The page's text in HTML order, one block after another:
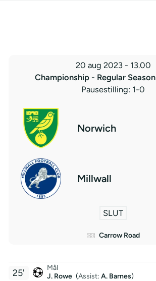
20 aug 2023 - 13.00
Championship - Regular Season
Pausestilling: 1-0
Norwich
Millwall
SLUT
Carrow Road
Mål
J. Rowe (Assist: A. Barnes)
25'